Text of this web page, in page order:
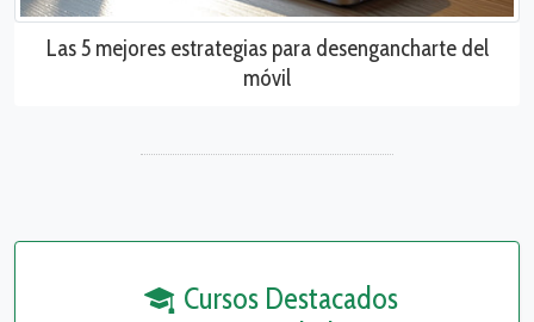
Las 5 mejores estrategias para desengancharte del
móvil
Cursos Destacados